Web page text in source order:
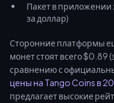
Пакет в
за доллар)
Сторонние платформы
монет стоят всего $0.89
сравнению с
цены на Tango Coins в
предлагает высокие